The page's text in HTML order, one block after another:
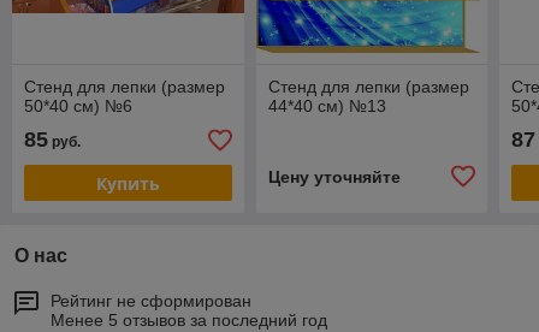
Стенд для лепки (размер
50*40 см) №6
85 руб.
Купить
Стенд для лепки (размер
44*40 см) №13
Цену уточняйте
87
О нас
Рейтинг не сформирован
Менее 5 отзывов за последний год